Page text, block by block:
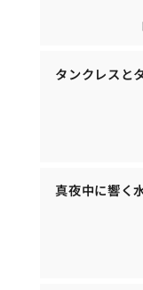
タンクレスと
真夜中に響く